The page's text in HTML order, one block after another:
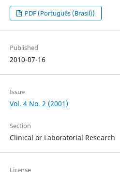
PDF (Português (Brasil))
Published
2010-07-16
Issue
Vol. 4 No. 2 (2001)
Section
Clinical or Laboratorial Research
License